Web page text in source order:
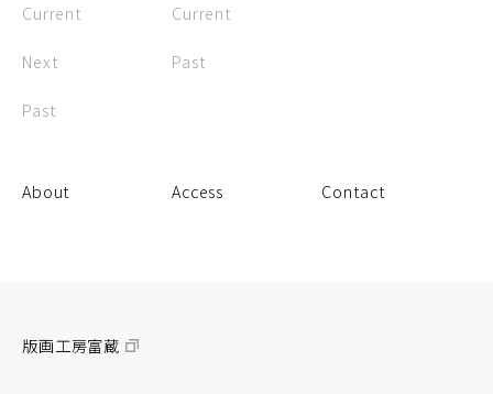
Current
Next
Past
Current
Past
About Access Contact
版画工房富蔵